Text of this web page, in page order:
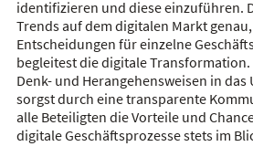
identifizieren und diese einzuführen.
Trends auf dem digitalen Markt
Entscheidungen für einzelne
begleitest die digitale
Denk- und Herangehensweisen in
sorgst durch eine transparente
alle Beteiligten die Vorteile und
digitale Geschäftsprozesse stets im